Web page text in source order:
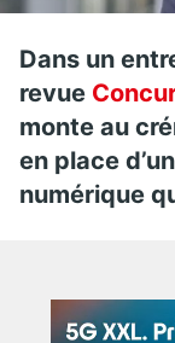
Dans un
revue
monte au
en place
numérique